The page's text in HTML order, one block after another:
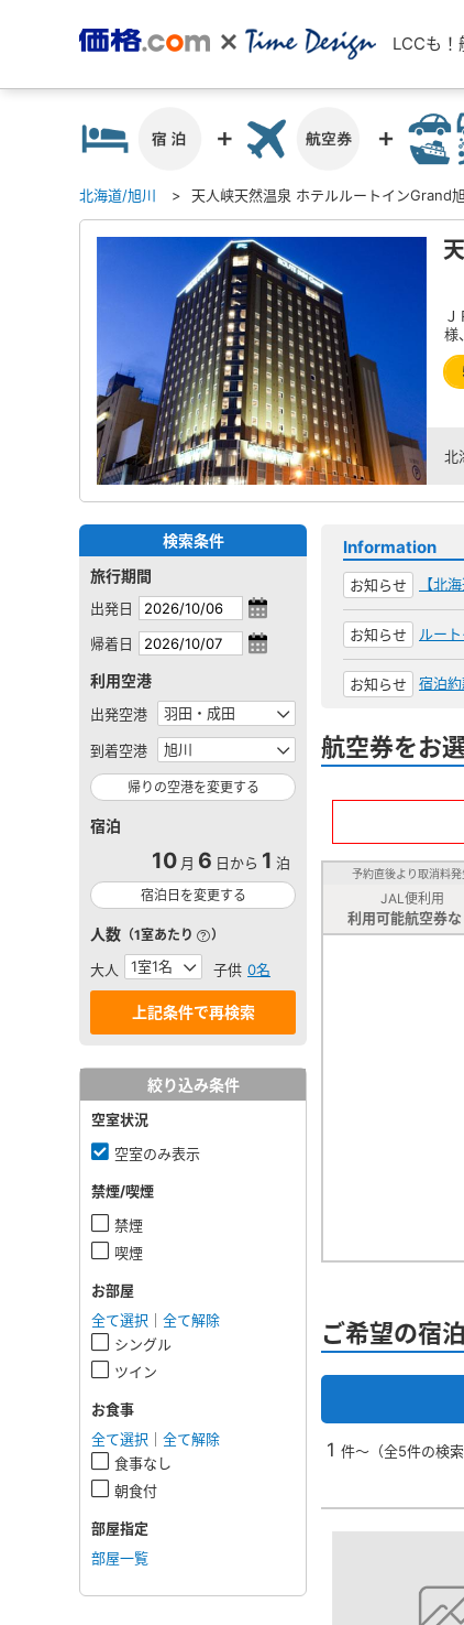
LCCも！
北海道/旭川 天人峡天然温泉 ホテルルートインGrand
様
北
検索条件
旅行期間
出発日
帰着日
利用空港
出発空港
到着空港
帰りの空港を変更する
宿泊
10 月 6 日から 1 泊
宿泊日を変更する
人数 （1室あたり ）
大人 子供 0名
絞り込み条件
空室状況
空室のみ表示
禁煙/喫煙
禁煙
喫煙
お部屋
全て選択
全て解除
シングル
ツイン
お食事
全て選択
全て解除
食事なし
朝食付
部屋指定
部屋一覧
Information
お知らせ 【北
お知らせ ルー
お知らせ 宿泊
航空券をお
予約直後より取消料発
JAL便利用
利用可能航空券な
ご希望の宿
1 件～（全5件の検索